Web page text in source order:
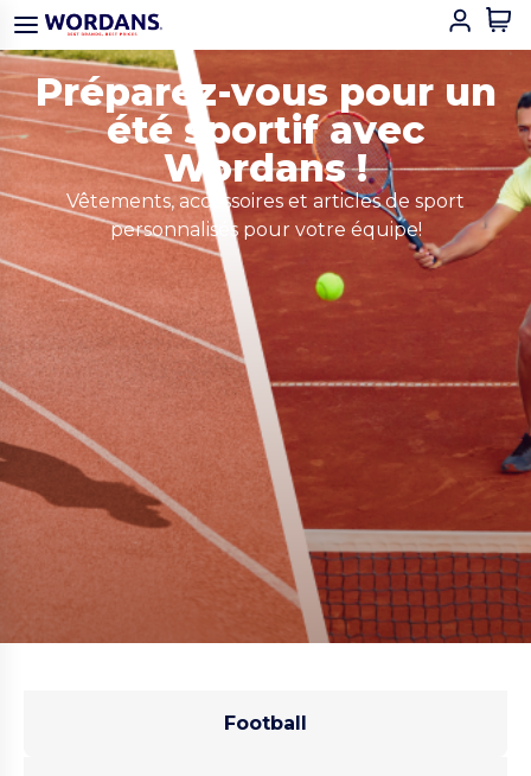
Préparez-vous pour un
été sportif avec
Wordans !
Vêtements, accessoires et articles de sport
personnalisés pour votre équipe!
Football